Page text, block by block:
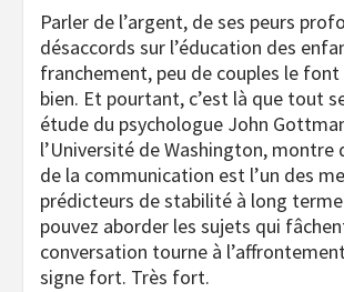
Parler de l’argent, de ses peurs
désaccords sur l’éducation des
franchement, peu de couples le
bien. Et pourtant, c’est là que tout
étude du psychologue John
l’Université de Washington, montre
de la communication est l’un des
prédicteurs de stabilité à long
pouvez aborder les sujets qui
conversation tourne à
signe fort. Très fort.